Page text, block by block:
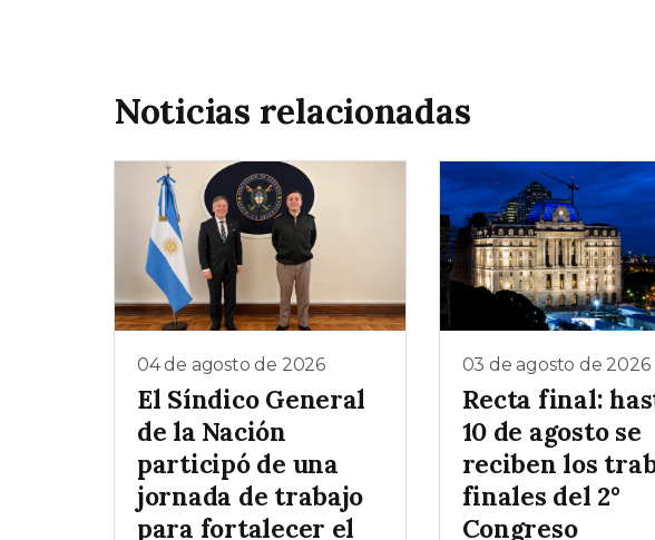
Noticias relacionadas
04 de agosto de 2026
El Síndico General
de la Nación
participó de una
jornada de trabajo
para fortalecer el
03 de agosto de 2026
Recta final:
10 de agosto se
reciben los
finales del 2°
Congreso